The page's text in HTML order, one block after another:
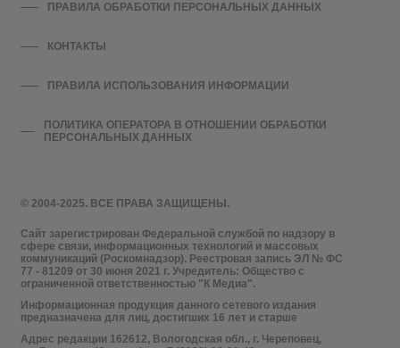
© 2004-2025. ВСЕ ПРАВА ЗАЩИЩЕНЫ.
Сайт зарегистрирован Федеральной службой по надзору в
сфере связи, информационных технологий и массовых
коммуникаций (Роскомнадзор). Реестровая запись ЭЛ № ФС
77 - 81209 от 30 июня 2021 г. Учредитель: Общество с
ограниченной ответственностью "К Медиа".
Информационная продукция данного сетевого издания
предназначена для лиц, достигших 16 лет и старше
Адрес редакции 162612, Вологодская обл., г. Череповец,
ПРАВИЛА ОБРАБОТКИ ПЕРСОНАЛЬНЫХ ДАННЫХ
КОНТАКТЫ
ПРАВИЛА ИСПОЛЬЗОВАНИЯ ИНФОРМАЦИИ
ПОЛИТИКА ОПЕРАТОРА В ОТНОШЕНИИ ОБРАБОТКИ
ПЕРСОНАЛЬНЫХ ДАННЫХ